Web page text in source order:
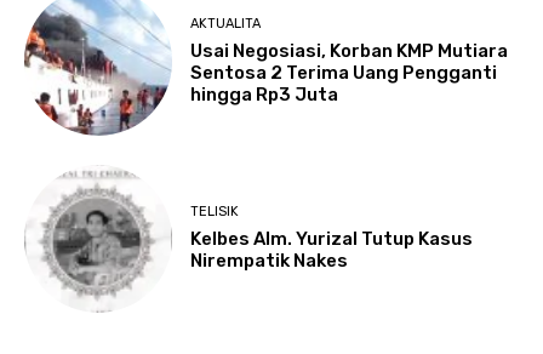
AKTUALITA
Usai Negosiasi, Korban KMP Mutiara
Sentosa 2 Terima Uang Pengganti
hingga Rp3 Juta
TELISIK
Kelbes Alm. Yurizal Tutup Kasus
Nirempatik Nakes